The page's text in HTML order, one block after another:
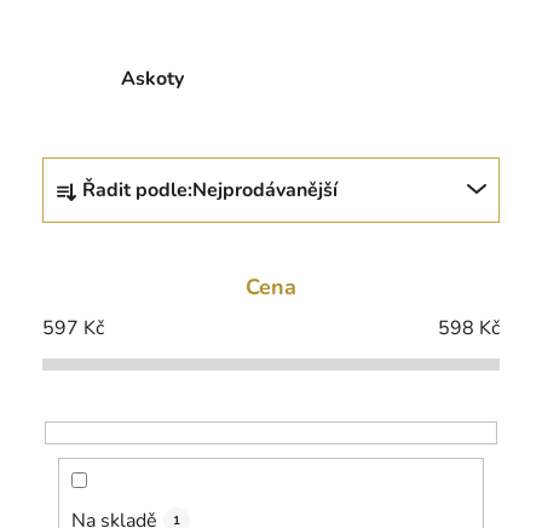
Askoty
Ř
z
í
p
o
d
Řadit podle:Nejprodávanější
Cena
597 Kč 598 Kč
Na skladě 1